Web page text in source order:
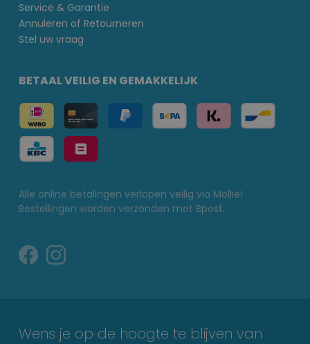
Service & Garantie
Annuleren of Retourneren
Stel uw vraag
BETAAL VEILIG EN GEMAKKELIJK
Alle online betalingen verlopen veilig via Mollie!
Bestellingen worden verzonden met Bpost.
Wens je op de hoogte te blijven van